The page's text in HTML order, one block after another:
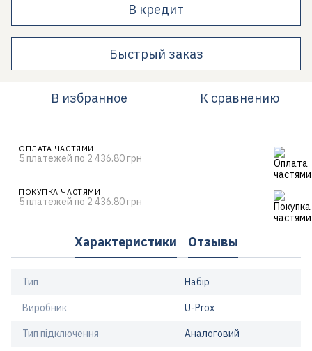
В кредит
Быстрый заказ
В избранное К сравнению
ОПЛАТА ЧАСТЯМИ
5 платежей по 2 436.80 грн
ПОКУПКА ЧАСТЯМИ
5 платежей по 2 436.80 грн
Характеристики Отзывы
Тип Набір
Виробник U-Prox
Тип підключення Аналоговий